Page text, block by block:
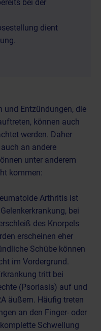
bei der
dient
und Entzündungen, die
können auch
werden. Daher
an andere
unter anderem
kommen:
Arthritis ist
, bei
des Knorpels
erscheinen eher
Schübe können
im Vordergrund.
tritt bei
(Psoriasis) auf und
äußern. Häufig treten
an den Finger- oder
Schwellung